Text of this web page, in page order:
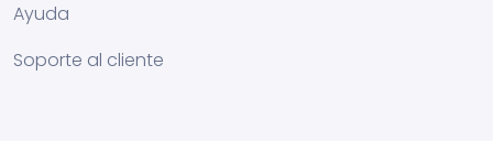
Ayuda
Soporte al cliente